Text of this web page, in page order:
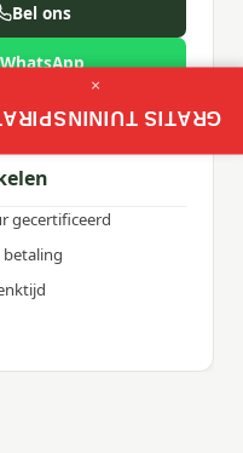
Bel ons
WhatsApp
gecertificeerd
betaling
TUININSPIRATIE
×